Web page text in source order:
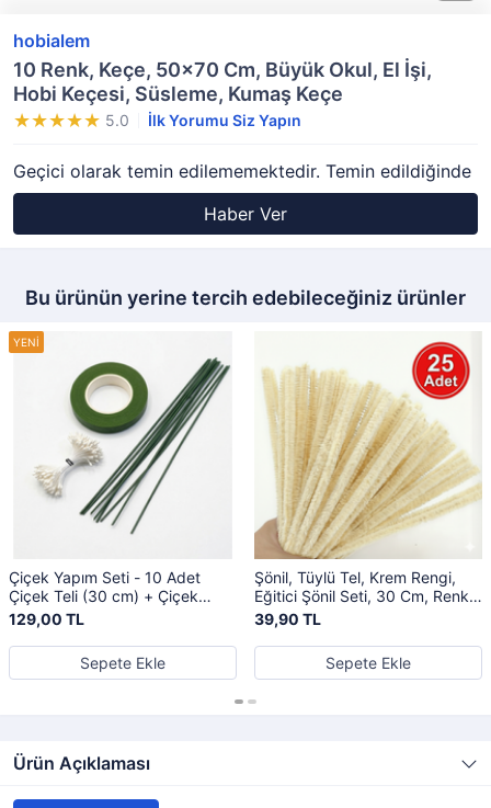
hobialem
10 Renk, Keçe, 50x70 Cm, Büyük Okul, El İşi,
Hobi Keçesi, Süsleme, Kumaş Keçe
5.0 İlk Yorumu Siz Yapın
Geçici olarak temin edilememektedir. Temin edildiğinde
Haber Ver
Bu ürünün yerine tercih edebileceğiniz ürünler
Çiçek Yapım Seti - 10 Adet
Çiçek Teli (30 cm) + Çiçek
Bandı (30 Mt) + Tomurcuk
Çiçek, Hobi Seti (Şönil)
129,00 TL
Sepete Ekle
Şönil, Tüylü Tel, Krem Rengi,
Eğitici Şönil Seti, 30 Cm, Renkli
Tel, 25 Adet, Peluş Çubuklar
39,90 TL
Sepete Ekle
Ürün Açıklaması